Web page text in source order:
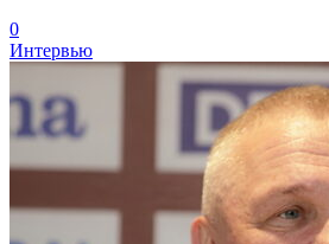
0
Интервью